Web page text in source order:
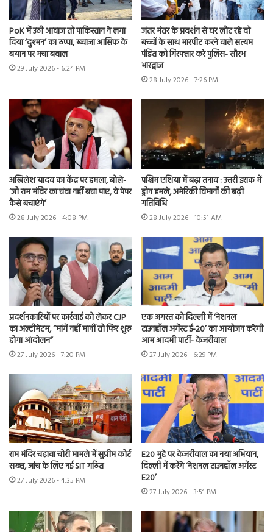
PoK में उठी आवाज तो पाकिस्तान ने लगा
दिया ‘दुश्मन’ का ठप्पा, ख्वाजा आसिफ के
बयान पर मचा बवाल
29 July 2026 - 6:24 PM
जंतर मंतर के प्रदर्शन से घर लौट रहे दो
बच्चों के साथ मारपीट करने वाले सत्यम
पंडित को गिरफ्तार करे पुलिस- सौरभ
भारद्वाज
28 July 2026 - 7:26 PM
अखिलेश यादव का केंद्र पर हमला, बोले-
‘जो राम मंदिर का चंदा नहीं बचा पाए, वे पेपर
कैसे बचाएंगे’
28 July 2026 - 4:08 PM
पश्चिम एशिया में बढ़ा तनाव : उत्तरी इराक में
ड्रोन हमले, अमेरिकी विमानों की बढ़ी
गतिविधि
28 July 2026 - 10:51 AM
प्रदर्शनकारियों पर कार्रवाई को लेकर CJP
का अल्टीमेटम, “मांगें नहीं मानीं तो फिर शुरू
होगा आंदोलन”
27 July 2026 - 7:20 PM
एक अगस्त को दिल्ली में ‘नेशनल
टाउनहॉल अगेंस्ट ई-20’ का आयोजन करेगी
आम आदमी पार्टी- केजरीवाल
27 July 2026 - 6:29 PM
राम मंदिर चढ़ावा चोरी मामले में सुप्रीम कोर्ट
सख्त, जांच के लिए नई SIT गठित
27 July 2026 - 4:35 PM
E20 मुद्दे पर केजरीवाल का नया अभियान,
दिल्ली में करेंगे ‘नेशनल टाउनहॉल अगेंस्ट
E20’
27 July 2026 - 3:51 PM